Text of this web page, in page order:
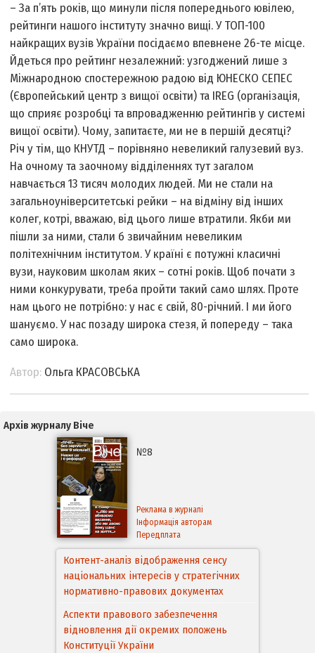
– За п’ять років, що минули після попереднього ювілею,
рейтинги нашого інституту значно вищі. У ТОП-100
найкращих вузів України посідаємо впевнене 26-те місце.
Йдеться про рейтинг незалежний: узгоджений лише з
Міжнародною спостережною радою від ЮНЕСКО СЕПЕС
(Європейський центр з вищої освіти) та IREG (організація,
що сприяє розробці та впровадженню рейтингів у системі
вищої освіти). Чому, запитаєте, ми не в першій десятці?
Річ у тім, що КНУТД – порівняно невеликий галузевий вуз.
На очному та заочному відділеннях тут загалом
навчається 13 тисяч молодих людей. Ми не стали на
загальноуніверситетські рейки – на відміну від інших
колег, котрі, вважаю, від цього лише втратили. Якби ми
пішли за ними, стали б звичайним невеликим
політехнічним інститутом. У країні є потужні класичні
вузи, науковим школам яких – сотні років. Щоб почати з
ними конкурувати, треба пройти такий само шлях. Проте
нам цього не потрібно: у нас є свій, 80-річний. І ми його
шануємо. У нас позаду широка стезя, й попереду – така
само широка.
Автор: Ольга КРАСОВСЬКА
Архів журналу Віче
№8
Реклама в журналі
Інформація авторам
Передплата
Контент-аналіз відображення сенсу
національних інтересів у стратегічних
нормативно-правових документах
Аспекти правового забезпечення
відновлення дії окремих положень
Конституції України